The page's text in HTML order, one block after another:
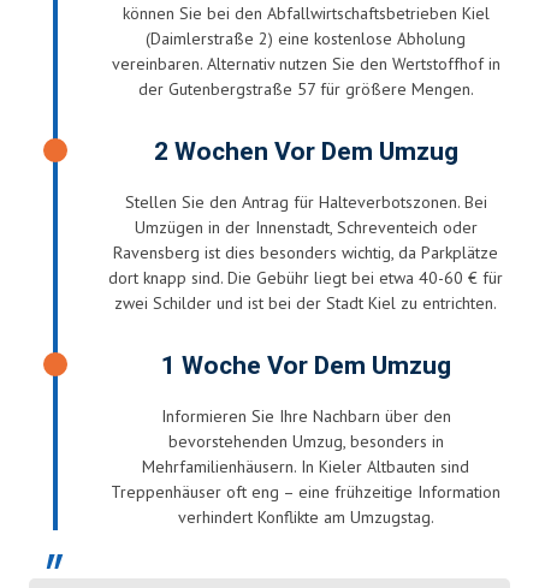
können Sie bei den Abfallwirtschaftsbetrieben Kiel
(Daimlerstraße 2) eine kostenlose Abholung
vereinbaren. Alternativ nutzen Sie den Wertstoffhof in
der Gutenbergstraße 57 für größere Mengen.
2 Wochen Vor Dem Umzug
Stellen Sie den Antrag für Halteverbotszonen. Bei
Umzügen in der Innenstadt, Schreventeich oder
Ravensberg ist dies besonders wichtig, da Parkplätze
dort knapp sind. Die Gebühr liegt bei etwa 40-60 € für
zwei Schilder und ist bei der Stadt Kiel zu entrichten.
1 Woche Vor Dem Umzug
Informieren Sie Ihre Nachbarn über den
bevorstehenden Umzug, besonders in
Mehrfamilienhäusern. In Kieler Altbauten sind
Treppenhäuser oft eng – eine frühzeitige Information
verhindert Konflikte am Umzugstag.